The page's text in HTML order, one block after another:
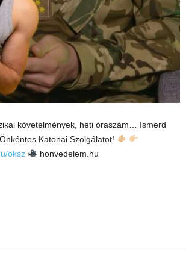
követelmények, heti óraszám… Ismerd
Katonai Szolgálatot!
oksz
honvedelem.hu